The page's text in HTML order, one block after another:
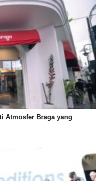
Atmosfer Braga yang